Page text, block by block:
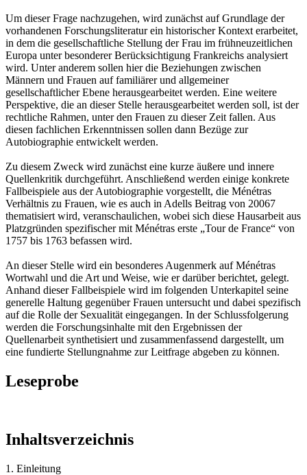
Um dieser Frage nachzugehen, wird zunächst auf Grundlage der
vorhandenen Forschungsliteratur ein historischer Kontext erarbeitet,
in dem die gesellschaftliche Stellung der Frau im frühneuzeitlichen
Europa unter besonderer Berücksichtigung Frankreichs analysiert
wird. Unter anderem sollen hier die Beziehungen zwischen
Männern und Frauen auf familiärer und allgemeiner
gesellschaftlicher Ebene herausgearbeitet werden. Eine weitere
Perspektive, die an dieser Stelle herausgearbeitet werden soll, ist der
rechtliche Rahmen, unter den Frauen zu dieser Zeit fallen. Aus
diesen fachlichen Erkenntnissen sollen dann Bezüge zur
Autobiographie entwickelt werden.
Zu diesem Zweck wird zunächst eine kurze äußere und innere
Quellenkritik durchgeführt. Anschließend werden einige konkrete
Fallbeispiele aus der Autobiographie vorgestellt, die Ménétras
Verhältnis zu Frauen, wie es auch in Adells Beitrag von 20067
thematisiert wird, veranschaulichen, wobei sich diese Hausarbeit aus
Platzgründen spezifischer mit Ménétras erste „Tour de France“ von
1757 bis 1763 befassen wird.
An dieser Stelle wird ein besonderes Augenmerk auf Ménétras
Wortwahl und die Art und Weise, wie er darüber berichtet, gelegt.
Anhand dieser Fallbeispiele wird im folgenden Unterkapitel seine
generelle Haltung gegenüber Frauen untersucht und dabei spezifisch
auf die Rolle der Sexualität eingegangen. In der Schlussfolgerung
werden die Forschungsinhalte mit den Ergebnissen der
Quellenarbeit synthetisiert und zusammenfassend dargestellt, um
eine fundierte Stellungnahme zur Leitfrage abgeben zu können.
Leseprobe
Inhaltsverzeichnis
1. Einleitung